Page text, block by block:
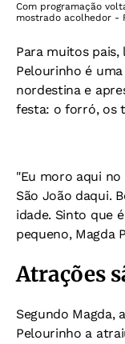
Com programação
mostrado acolhedor -
Para muitos pais,
Pelourinho é
nordestina e
festa: o forró, os
"Eu moro aqui
São João daqui.
idade. Sinto que
pequeno, Magda
Atrações
Segundo Magda,
Pelourinho a